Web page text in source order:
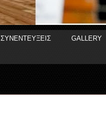
ΣΥΝΕΝΤΕΥΞΕΙΣ GALLERY